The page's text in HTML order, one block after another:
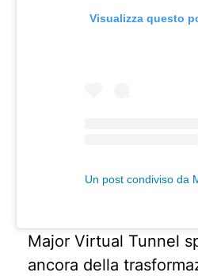
Visualizza questo
Major Virtual Tunnel
ancora della